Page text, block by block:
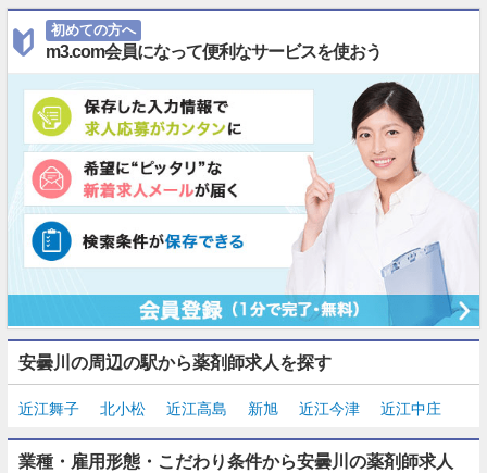
初めての方へ
m3.com会員になって便利なサービスを使おう
安曇川の周辺の駅から薬剤師求人を探す
近江舞子 北小松 近江高島 新旭 近江今津 近江中庄
業種・雇用形態・こだわり条件から安曇川の薬剤師求人